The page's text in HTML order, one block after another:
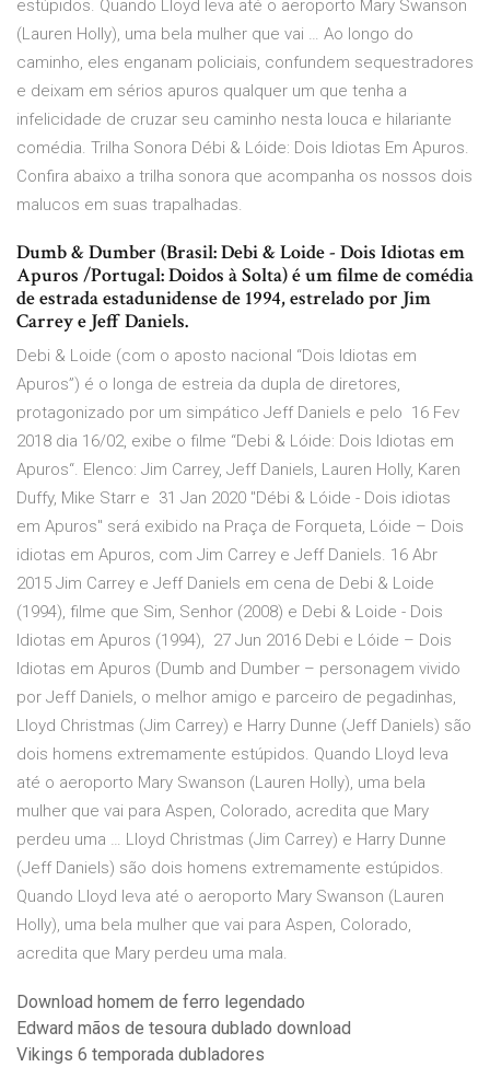
estúpidos. Quando Lloyd leva até o aeroporto Mary Swanson
(Lauren Holly), uma bela mulher que vai … Ao longo do
caminho, eles enganam policiais, confundem sequestradores
e deixam em sérios apuros qualquer um que tenha a
infelicidade de cruzar seu caminho nesta louca e hilariante
comédia. Trilha Sonora Débi & Lóide: Dois Idiotas Em Apuros.
Confira abaixo a trilha sonora que acompanha os nossos dois
malucos em suas trapalhadas.
Dumb & Dumber (Brasil: Debi & Loide - Dois Idiotas em
Apuros /Portugal: Doidos à Solta) é um filme de comédia
de estrada estadunidense de 1994, estrelado por Jim
Carrey e Jeff Daniels.
Debi & Loide (com o aposto nacional “Dois Idiotas em
Apuros”) é o longa de estreia da dupla de diretores,
protagonizado por um simpático Jeff Daniels e pelo 16 Fev
2018 dia 16/02, exibe o filme “Debi & Lóide: Dois Idiotas em
Apuros“. Elenco: Jim Carrey, Jeff Daniels, Lauren Holly, Karen
Duffy, Mike Starr e 31 Jan 2020 "Débi & Lóide - Dois idiotas
em Apuros" será exibido na Praça de Forqueta, Lóide – Dois
idiotas em Apuros, com Jim Carrey e Jeff Daniels. 16 Abr
2015 Jim Carrey e Jeff Daniels em cena de Debi & Loide
(1994), filme que Sim, Senhor (2008) e Debi & Loide - Dois
Idiotas em Apuros (1994), 27 Jun 2016 Debi e Lóide – Dois
Idiotas em Apuros (Dumb and Dumber – personagem vivido
por Jeff Daniels, o melhor amigo e parceiro de pegadinhas,
Lloyd Christmas (Jim Carrey) e Harry Dunne (Jeff Daniels) são
dois homens extremamente estúpidos. Quando Lloyd leva
até o aeroporto Mary Swanson (Lauren Holly), uma bela
mulher que vai para Aspen, Colorado, acredita que Mary
perdeu uma … Lloyd Christmas (Jim Carrey) e Harry Dunne
(Jeff Daniels) são dois homens extremamente estúpidos.
Quando Lloyd leva até o aeroporto Mary Swanson (Lauren
Holly), uma bela mulher que vai para Aspen, Colorado,
acredita que Mary perdeu uma mala.
Download homem de ferro legendado
Edward mãos de tesoura dublado download
Vikings 6 temporada dubladores